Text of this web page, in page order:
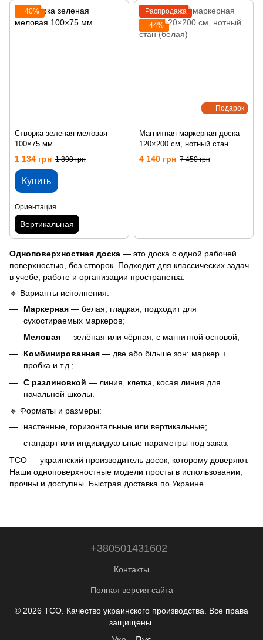
−40%
Створка зеленая меловая
100×75 мм
1 134 грн 1 890 грн
Купить
Ориентация
Вертикальная
Подарок
Распродажа
−44%
Магнитная маркерная доска
120×200 см, нотный стан
(белая)
4 140 грн 7 450 грн
Одноповерхностная доска — это доска с одной рабочей
поверхностью, без створок. Подходит для классических задач
в учебе, работе и организации пространства.
🔹 Варианты исполнения:
Маркерная — белая, гладкая, подходит для
сухостираемых маркеров;
Меловая — зелёная или чёрная, с магнитной основой;
Комбинированная — две або більше зон: маркер +
пробка и т.д.;
С разлиновкой — линия, клетка, косая линия для
начальной школы.
🔹 Форматы и размеры:
настенные, горизонтальные или вертикальные;
стандарт или индивидуальные параметры под заказ.
ТСО — украинский производитель досок, которому доверяют.
Наши одноповерхностные модели просты в использовании,
прочны и доступны. Быстрая доставка по Украине.
+380501431602
Контакты
Полная версия сайта
© 2026 ТСО. Качество украинского производства. Все права
защищены.